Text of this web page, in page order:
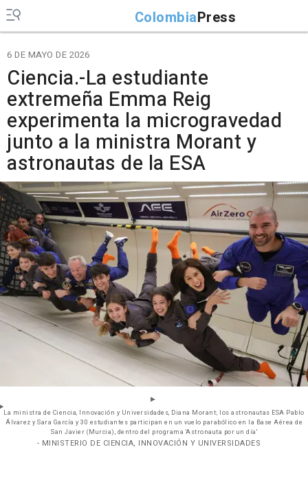
ColombiaPress
6 DE MAYO DE 2026
Ciencia.-La estudiante
extremeña Emma Reig
experimenta la microgravedad
junto a la ministra Morant y
astronautas de la ESA
La ministra de Ciencia, Innovación y Universidades, Diana Morant; los astronautas ESA Pablo
Álvarez y Sara García y 30 estudiantes participan en un vuelo parabólico en la Base Aérea de
San Javier (Murcia), dentro del programa 'Astronauta por un día'
- MINISTERIO DE CIENCIA, INNOVACIÓN Y UNIVERSIDADES